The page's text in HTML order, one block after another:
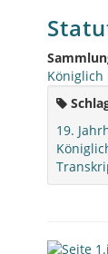
Königlich
19.